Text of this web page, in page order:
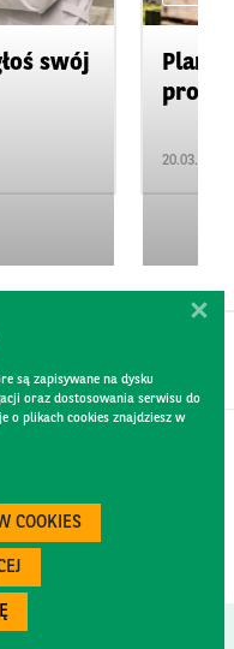
swój
Plan
20.03.2026
są zapisywane na dysku
oraz dostosowania serwisu do
o plikach cookies znajdziesz w
COOKIES